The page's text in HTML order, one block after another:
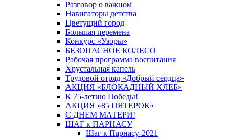
Разговор о важном
Навигаторы детства
Цветущий город
Большая перемена
Конкурс «Узоры»
БЕЗОПАСНОЕ КОЛЕСО
Рабочая программа воспитания
Хрустальная капель
Трудовой отряд «Добрый сердца»
АКЦИЯ «БЛОКАДНЫЙ ХЛЕБ»
К 75-летию Победы!
АКЦИЯ «85 ПЯТЕРОК»
С ДНЕМ МАТЕРИ!
ШАГ к ПАРНАСУ
Шаг к Парнасу-2021